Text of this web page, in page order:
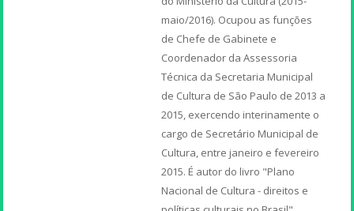
maio/2016). Ocupou as funções
de Chefe de Gabinete e
Coordenador da Assessoria
Técnica da Secretaria Municipal
de Cultura de São Paulo de 2013 a
2015, exercendo interinamente o
cargo de Secretário Municipal de
Cultura, entre janeiro e fevereiro
2015. É autor do livro "Plano
Nacional de Cultura - direitos e